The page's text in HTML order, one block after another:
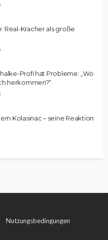
Real-Kracher als große
Profi hat Probleme: „Wo
herkommen?“
Kolasinac – seine Reaktion
Nutzungsbedingungen